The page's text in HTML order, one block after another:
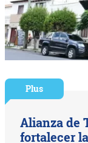
Plus
Alianza de
fortalecer